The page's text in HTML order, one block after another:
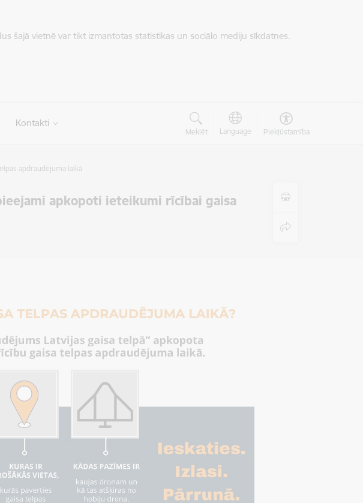
šajā vietnē var tikt izmantotas statistikas un sociālo mediju sīkdatnes.
Kontakti
Meklēt Language Piekļūstamība
apdraudējuma laikā
apkopoti ieteikumi rīcībai gaisa